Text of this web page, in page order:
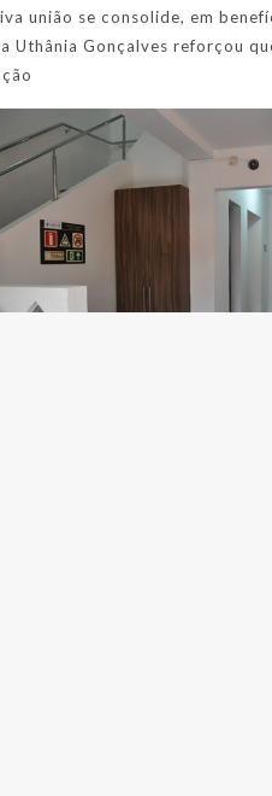
união se consolide, em
Uthânia Gonçalves reforçou